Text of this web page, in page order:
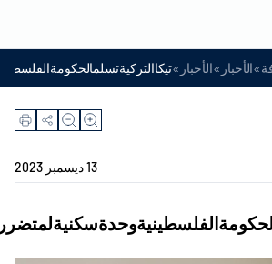
»الأخبار »الأخبار »
13 ديسمبر 2023